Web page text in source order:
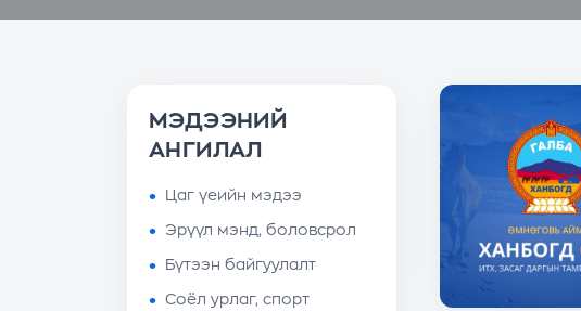
МЭДЭЭНИЙ
АНГИЛАЛ
Цаг үеийн мэдээ
Эрүүл мэнд, боловсрол
Бүтээн байгуулалт
Соёл урлаг, спорт